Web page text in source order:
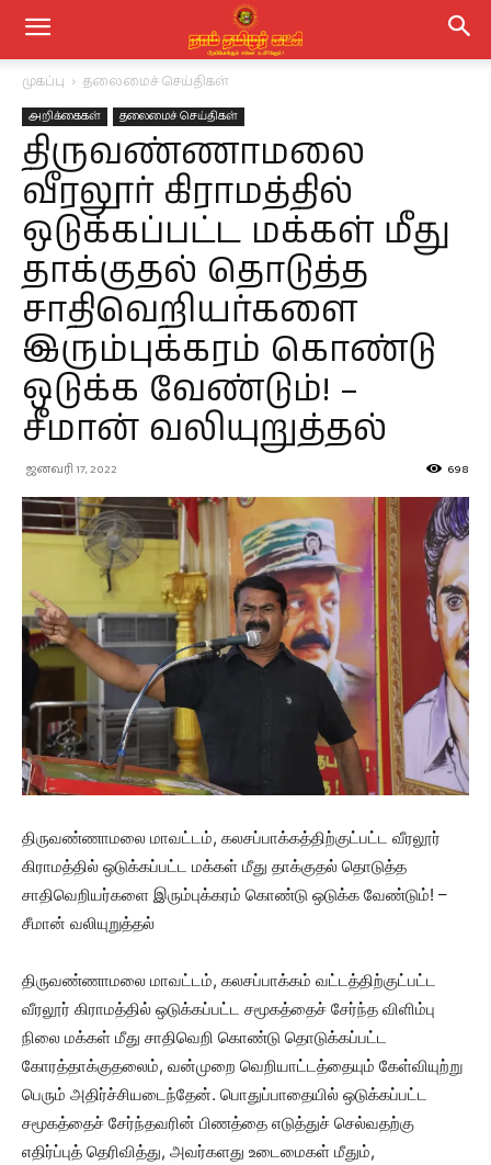
முகப்பு தலைமைச் செய்திகள்
அறிக்கைகள் தலைமைச் செய்திகள்
திருவண்ணாமலை
வீரலூர் கிராமத்தில்
ஒடுக்கப்பட்ட மக்கள் மீது
தாக்குதல் தொடுத்த
சாதிவெறியர்களை
இரும்புக்கரம் கொண்டு
ஒடுக்க வேண்டும்! –
சீமான் வலியுறுத்தல்
ஜனவரி 17, 2022 698
திருவண்ணாமலை மாவட்டம், கலசப்பாக்கத்திற்குட்பட்ட வீரலூர்
கிராமத்தில் ஒடுக்கப்பட்ட மக்கள் மீது தாக்குதல் தொடுத்த
சாதிவெறியர்களை இரும்புக்கரம் கொண்டு ஒடுக்க வேண்டும்! –
சீமான் வலியுறுத்தல்
திருவண்ணாமலை மாவட்டம், கலசப்பாக்கம் வட்டத்திற்குட்பட்ட
வீரலூர் கிராமத்தில் ஒடுக்கப்பட்ட சமூகத்தைச் சேர்ந்த விளிம்பு
நிலை மக்கள் மீது சாதிவெறி கொண்டு தொடுக்கப்பட்ட
கோரத்தாக்குதலைம், வன்முறை வெறியாட்டத்தையும் கேள்வியுற்று
பெரும் அதிர்ச்சியடைந்தேன். பொதுப்பாதையில் ஒடுக்கப்பட்ட
சமூகத்தைச் சேர்ந்தவரின் பிணத்தை எடுத்துச் செல்வதற்கு
எதிர்ப்புத் தெரிவித்து, அவர்களது உடைமைகள் மீதும்,